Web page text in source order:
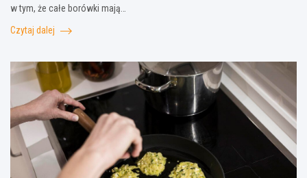
w tym, że całe borówki mają…
Czytaj dalej